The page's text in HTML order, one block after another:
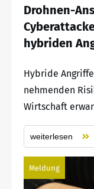
Drohnen-
hybriden
Hybride
nehmenden
Wirtschaft
weiterlesen
Meldung